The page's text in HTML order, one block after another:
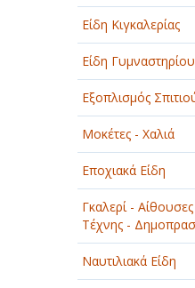
Είδη Κιγκαλερίας
Είδη Γυμναστηρίου
Εξοπλισμός
Μοκέτες - Χαλιά
Εποχιακά Είδη
Γκαλερί -
Τέχνης -
Ναυτιλιακά Είδη